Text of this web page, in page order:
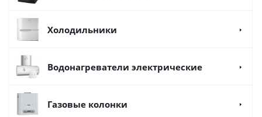
Холодильники
Водонагреватели электрические
Газовые колонки